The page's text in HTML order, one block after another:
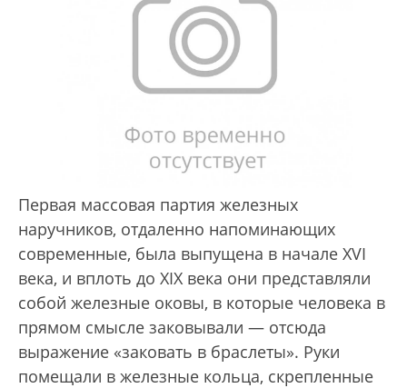
Первая массовая партия железных
наручников, отдаленно напоминающих
современные, была выпущена в начале XVI
века, и вплоть до XIX века они представляли
собой железные оковы, в которые человека в
прямом смысле заковывали — отсюда
выражение «заковать в браслеты». Руки
помещали в железные кольца, скрепленные